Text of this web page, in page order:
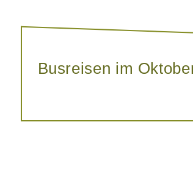
Busreisen im